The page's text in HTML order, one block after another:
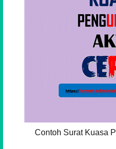
Contoh Surat Kuasa